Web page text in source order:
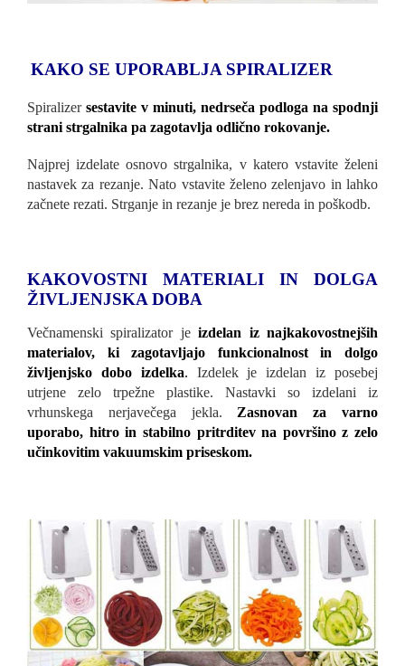
KAKO SE UPORABLJA SPIRALIZER
Spiralizer sestavite v minuti, nedrseča podloga na spodnji
strani strgalnika pa zagotavlja odlično rokovanje.
Najprej izdelate osnovo strgalnika, v katero vstavite želeni
nastavek za rezanje. Nato vstavite želeno zelenjavo in lahko
začnete rezati. Strganje in rezanje je brez nereda in poškodb.
KAKOVOSTNI MATERIALI IN DOLGA
ŽIVLJENJSKA DOBA
Večnamenski spiralizator jeizdelan iz najkakovostnejših
materialov, ki zagotavljajo funkcionalnost in dolgo
življenjsko dobo izdelka. Izdelek je izdelan iz posebej
utrjene zelo trpežne plastike. Nastavki so izdelani iz
vrhunskega nerjavečega jekla. Zasnovan za varno
uporabo, hitro in stabilno pritrditev na površino z zelo
učinkovitim vakuumskim priseskom.